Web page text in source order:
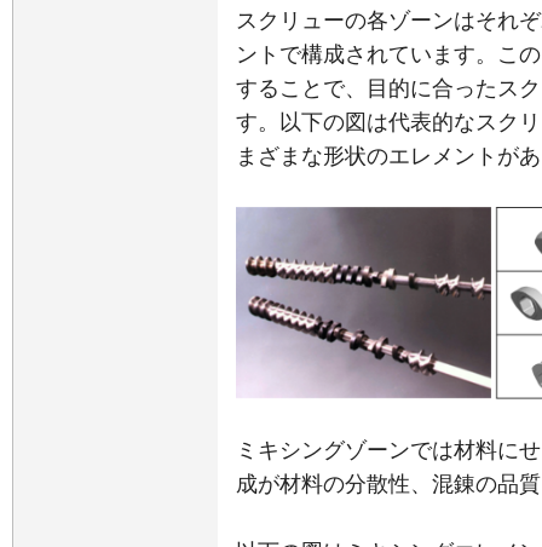
スクリューの各ゾーンはそれ
ントで構成されています。こ
することで、目的に合ったス
す。以下の図は代表的なスク
まざまな形状のエレメントが
ミキシングゾーンでは材料に
成が材料の分散性、混錬の品